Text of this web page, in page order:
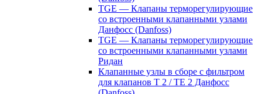
TGE — Клапаны терморегулирующие
со встроенными клапанными узлами
Данфосс (Danfoss)
TGE — Клапаны терморегулирующие
со встроенными клапанными узлами
Ридан
Клапанные узлы в сборе с фильтром
для клапанов T 2 / TE 2 Данфосс